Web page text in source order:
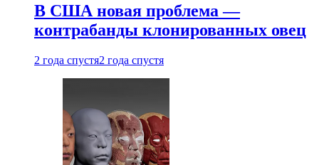
В США новая проблема —
контрабанды клонированных овец
2 года спустя2 года спустя